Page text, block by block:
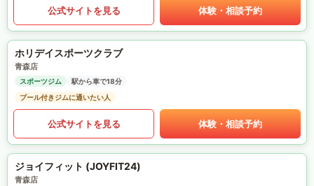
公式サイトを見る 体験・相談予約
ホリデイスポーツクラブ
青森店
スポーツジム
駅から車で18分
プール付きジムに通いたい人
公式サイトを見る 体験・相談予約
ジョイフィット (JOYFIT24)
青森店